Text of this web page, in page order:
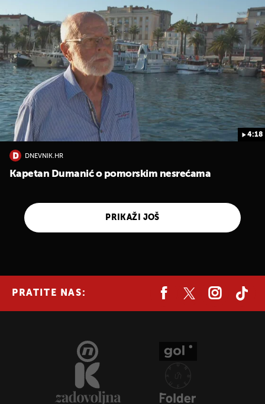
4:18
DNEVNIK.HR
Kapetan Dumanić o pomorskim nesrećama
PRIKAŽI JOŠ
PRATITE NAS: